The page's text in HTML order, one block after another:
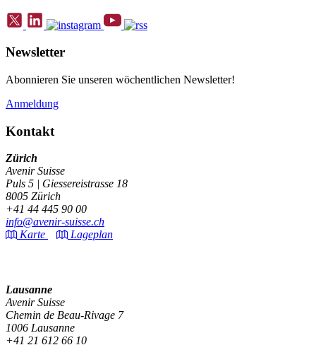
Newsletter
Abonnieren Sie unseren wöchentlichen Newsletter!
Anmeldung
Kontakt
Zürich
Avenir Suisse
Puls 5 | Giessereistrasse 18
8005 Zürich
+41 44 445 90 00
info@avenir-suisse.ch
Karte
Lageplan
Lausanne
Avenir Suisse
Chemin de Beau-Rivage 7
1006 Lausanne
+41 21 612 66 10